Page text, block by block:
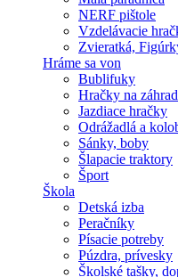
NERF pištole
Vzdelávacie
Zvieratká,
Hráme sa von
Bublifuky
Hračky na
Jazdiace hračky
Odrážadlá a
Sánky, boby
Šlapacie traktory
Šport
Škola
Detská izba
Peračníky
Písacie potreby
Púzdra, prívesky
Školské tašky,